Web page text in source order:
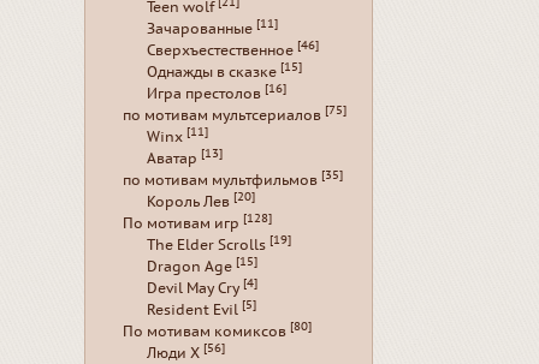
Teen wolf [21]
Зачарованные [11]
Сверхъестественное [46]
Однажды в сказке [15]
Игра престолов [16]
по мотивам мультсериалов [75]
Winx [11]
Аватар [13]
по мотивам мультфильмов [35]
Король Лев [20]
По мотивам игр [128]
The Elder Scrolls [19]
Dragon Age [15]
Devil May Cry [4]
Resident Evil [5]
По мотивам комиксов [80]
Люди Х [56]